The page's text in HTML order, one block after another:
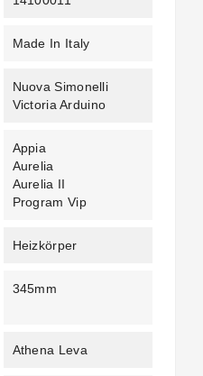
Made In Italy
Nuova Simonelli
Victoria Arduino
Appia
Aurelia
Aurelia II
Program Vip
Heizkörper
345mm
Athena Leva